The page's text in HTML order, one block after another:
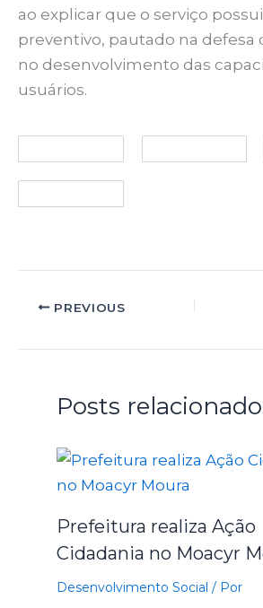
ao explicar que o serviço
preventivo, pautado na defesa
no desenvolvimento das
usuários.
PREVIOUS
Posts
Prefeitura realiza Ação
Cidadania no Moacyr
Desenvolvimento Social / Por